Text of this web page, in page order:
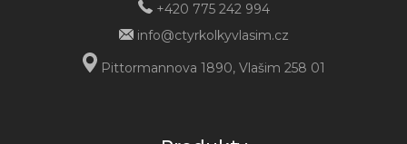
+420 775 242 994
info@ctyrkolkyvlasim.cz
Pittormannova 1890, Vlašim 258 01